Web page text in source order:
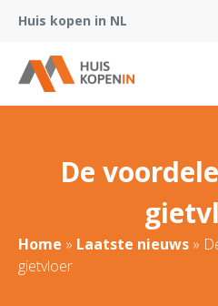
Huis kopen in NL
De
Home » Laatste nieuws »
gietvloer